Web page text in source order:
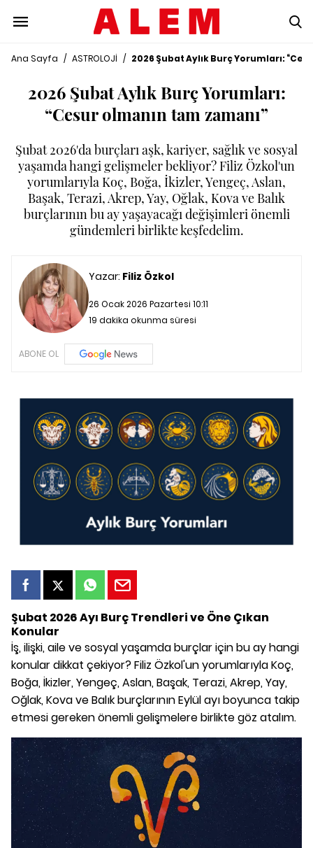
Ana Sayfa / ASTROLOJİ / 2026 Şubat Aylık Burç Yorumları:
2026 Şubat Aylık Burç Yorumları:
“Cesur olmanın tam zamanı”
Şubat 2026'da burçları aşk, kariyer, sağlık ve sosyal
yaşamda hangi gelişmeler bekliyor? Filiz Özkol'un
yorumlarıyla Koç, Boğa, İkizler, Yengeç, Aslan,
Başak, Terazi, Akrep, Yay, Oğlak, Kova ve Balık
burçlarının bu ay yaşayacağı değişimleri önemli
gündemleri birlikte keşfedelim.
Yazar: Filiz Özkol
26 Ocak 2026 Pazartesi 10:11
19 dakika okunma süresi
ABONE OL
Şubat 2026 Ayı Burç Trendleri ve Öne Çıkan
Konular
İş, ilişki, aile ve sosyal yaşamda burçlar için bu ay hangi
konular dikkat çekiyor? Filiz Özkol'un yorumlarıyla Koç,
Boğa, İkizler, Yengeç, Aslan, Başak, Terazi, Akrep, Yay,
Oğlak, Kova ve Balık burçlarının Eylül ayı boyunca takip
etmesi gereken önemli gelişmelere birlikte göz atalım.